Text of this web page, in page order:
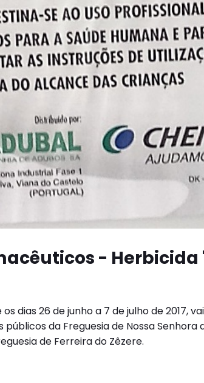
- Herbicida
dias 26 de junho a 7 de julho de 2017,
da Freguesia de Nossa Senhora
de Ferreira do Zêzere.